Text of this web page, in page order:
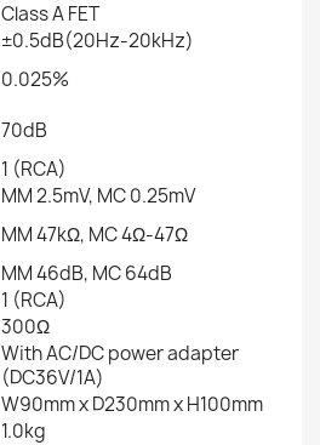
Class A FET
±0.5dB(20Hz-20kHz)
0.025%
70dB
1 (RCA)
MM 2.5mV, MC 0.25mV
MM 47kΩ, MC 4Ω-47Ω
MM 46dB, MC 64dB
1 (RCA)
300Ω
With AC/DC power adapter
(DC36V/1A)
W90mm x D230mm x H100mm
1.0kg